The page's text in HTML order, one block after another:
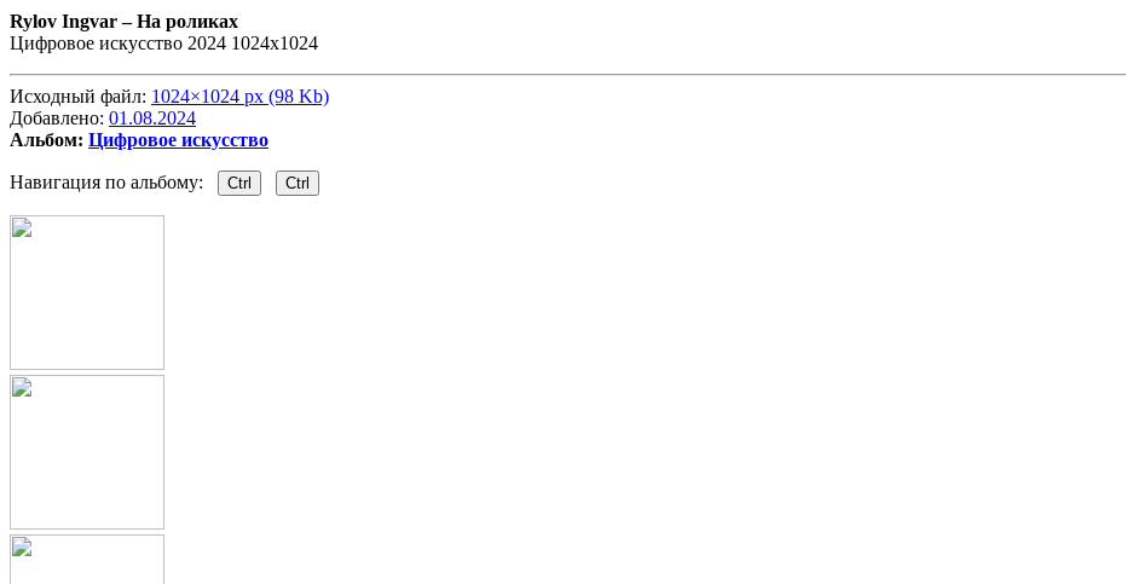
Rylov Ingvar –На роликах
Цифровое искусство 2024 1024х1024
Исходный файл: 1024×1024 px (98 Kb)
Добавлено: 01.08.2024
Альбом: Цифровое искусство
Навигация по альбому: Ctrl Ctrl